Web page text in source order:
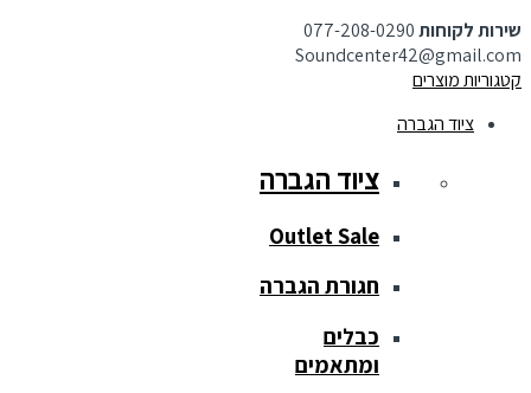
שירות לקוחות077-208-0290
Soundcenter42@gmail.com
קטגוריות מוצרים
ציוד הגברה
ציוד הגברה
Outlet Sale
חגורת הגברה
כבלים
ומתאמים